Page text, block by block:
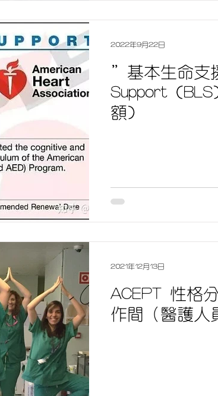
＂基本生命支
Support
額)
2022年9月22日
ACEPT 性格
作間（醫護人
2021年12月13日